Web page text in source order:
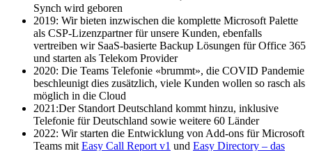
Synch wird geboren
2019: Wir bieten inzwischen die komplette Microsoft Palette
als CSP-Lizenzpartner für unsere Kunden, ebenfalls
vertreiben wir SaaS-basierte Backup Lösungen für Office 365
und starten als Telekom Provider
2020: Die Teams Telefonie «brummt», die COVID Pandemie
beschleunigt dies zusätzlich, viele Kunden wollen so rasch als
möglich in die Cloud
2021:Der Standort Deutschland kommt hinzu, inklusive
Telefonie für Deutschland sowie weitere 60 Länder
2022: Wir starten die Entwicklung von Add-ons für Microsoft
Teams mit Easy Call Report v1 und Easy Directory – das